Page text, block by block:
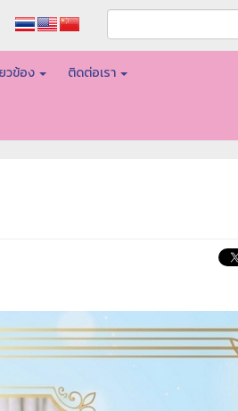
วข้อง ติดต่อเรา